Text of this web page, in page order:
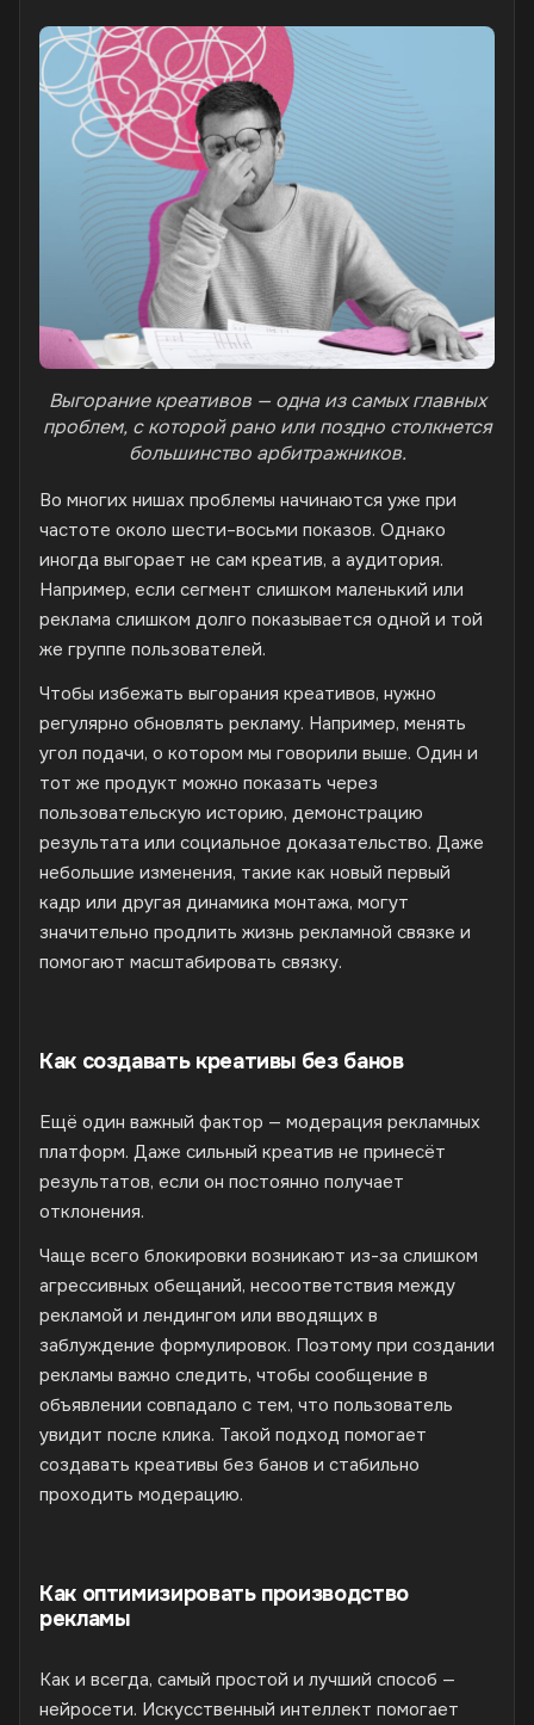
Выгорание креативов — одна из самых главных
проблем, с которой рано или поздно столкнется
большинство арбитражников.
Во многих нишах проблемы начинаются уже при
частоте около шести–восьми показов. Однако
иногда выгорает не сам креатив, а аудитория.
Например, если сегмент слишком маленький или
реклама слишком долго показывается одной и той
же группе пользователей.
Чтобы избежать выгорания креативов, нужно
регулярно обновлять рекламу. Например, менять
угол подачи, о котором мы говорили выше. Один и
тот же продукт можно показать через
пользовательскую историю, демонстрацию
результата или социальное доказательство. Даже
небольшие изменения, такие как новый первый
кадр или другая динамика монтажа, могут
значительно продлить жизнь рекламной связке и
помогают масштабировать связку.
Как создавать креативы без банов
Ещё один важный фактор — модерация рекламных
платформ. Даже сильный креатив не принесёт
результатов, если он постоянно получает
отклонения.
Чаще всего блокировки возникают из-за слишком
агрессивных обещаний, несоответствия между
рекламой и лендингом или вводящих в
заблуждение формулировок. Поэтому при создании
рекламы важно следить, чтобы сообщение в
объявлении совпадало с тем, что пользователь
увидит после клика. Такой подход помогает
создавать креативы без банов и стабильно
проходить модерацию.
Как оптимизировать производство
рекламы
Как и всегда, самый простой и лучший способ —
нейросети. Искусственный интеллект помогает